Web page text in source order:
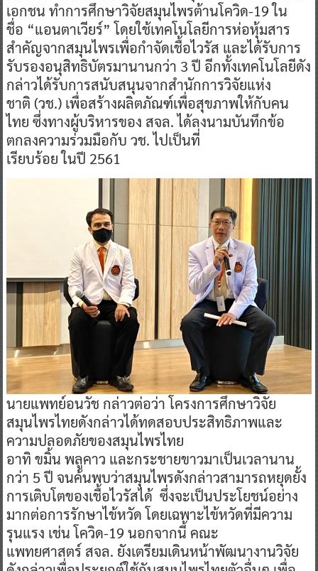
เอกชน ทำการศึกษาวิจัยสมุนไพรต้านโควิด-19 ใน
ชื่อ “แอนตาเวียร์” โดยใช้เทคโนโลยีการห่อหุ้มสาร
สำคัญจากสมุนไพรเพื่อกำจัดเชื้อไวรัส และได้รับการ
รับรองอนุสิทธิบัตรมานานกว่า 3 ปี อีกทั้งเทคโนโลยีดัง
กล่าวได้รับการสนับสนุนจากสำนักการวิจัยแห่ง
ชาติ (วช.) เพื่อสร้างผลิตภัณฑ์เพื่อสุขภาพให้กับคน
ไทย ซึ่งทางผู้บริหารของ สจล. ได้ลงนามบันทึกข้อ
ตกลงความร่วมมือกับ วช. ไปเป็นที่
เรียบร้อย ในปี 2561
นายแพทย์อนวัช กล่าวต่อว่า โครงการศึกษาวิจัย
สมุนไพรไทยดังกล่าวได้ทดสอบประสิทธิภาพและ
ความปลอดภัยของสมุนไพรไทย
อาทิ ขมิ้น พลูคาว และกระชายขาวมาเป็นเวลานาน
กว่า 5 ปี จนค้นพบว่าสมุนไพรดังกล่าวสามารถหยุดยั้ง
การเติบโตของเชื้อไวรัสได้ ซึ่งจะเป็นประโยชน์อย่าง
มากต่อการรักษาไข้หวัด โดยเฉพาะไข้หวัดที่มีความ
รุนแรง เช่น โควิด-19 นอกจากนี้ คณะ
แพทยศาสตร์ สจล. ยังเตรียมเดินหน้าพัฒนางานวิจัย